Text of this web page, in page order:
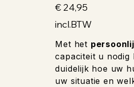
Prijs
€ 24,95
incl.BTW
Met het
capaciteit u
duidelijk hoe uw
uw situatie en